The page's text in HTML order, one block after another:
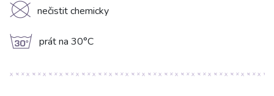
K nečistit chemicky
g prát na 30°C